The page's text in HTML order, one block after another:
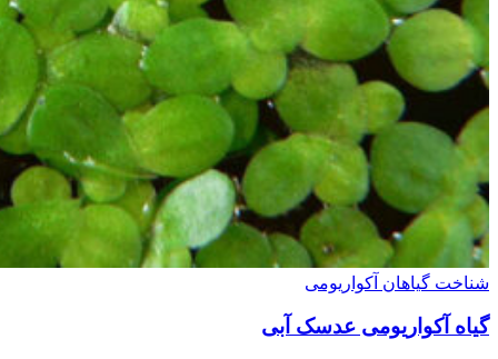
شناخت گیاهان آکواریومی
گیاه آکواریومی عدسک آبی